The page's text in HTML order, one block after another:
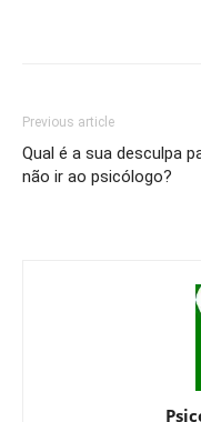
Previous article
Qual é a sua desculpa
não ir ao psicólogo?